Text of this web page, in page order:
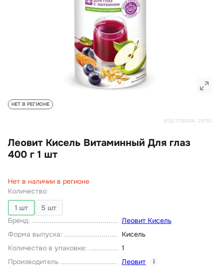
КОД ТОВАРА: 26753
Леовит Кисель Витаминный Для глаз
400 г 1 шт
НЕТ В РЕГИОНЕ
Бренд:
Леовит Кисель
Форма выпуска:
Кисель
Количество в упаковке:
1
Производитель
Леовит i
Нет в наличии в регионе
Количество
1 шт
5 шт